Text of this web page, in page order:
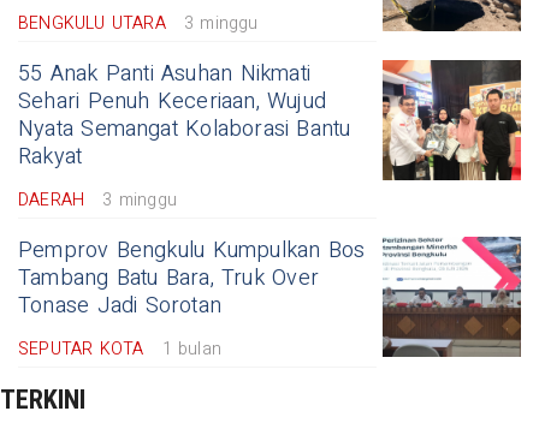
BENGKULU UTARA 3 minggu
55 Anak Panti Asuhan Nikmati
Sehari Penuh Keceriaan, Wujud
Nyata Semangat Kolaborasi Bantu
Rakyat
DAERAH 3 minggu
Pemprov Bengkulu Kumpulkan Bos
Tambang Batu Bara, Truk Over
Tonase Jadi Sorotan
SEPUTAR KOTA 1 bulan
TERKINI